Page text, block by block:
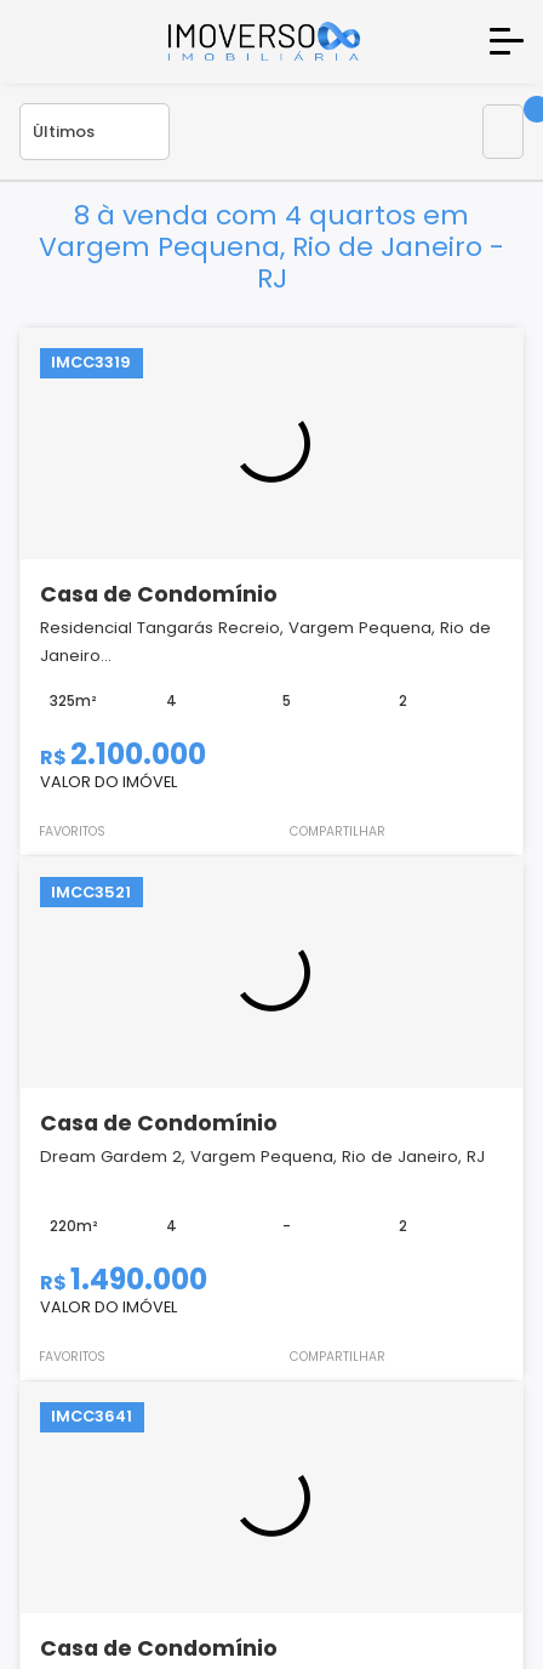
8 à venda com 4 quartos em
Vargem Pequena, Rio de Janeiro -
RJ
IMCC3319
Casa de Condomínio
Residencial Tangarás Recreio, Vargem Pequena, Rio de
Janeiro...
325m² 4 5 2
R$ 2.100.000
VALOR DO IMÓVEL
FAVORITOS COMPARTILHAR
IMCC3521
Casa de Condomínio
Dream Gardem 2, Vargem Pequena, Rio de Janeiro, RJ
220m² 4 - 2
R$1.490.000
VALOR DO IMÓVEL
FAVORITOS COMPARTILHAR
IMCC3641
Casa de Condomínio